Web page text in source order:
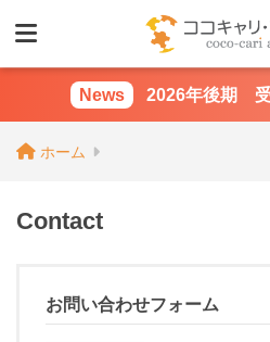
2026年後期
ホーム
Contact
お問い合わせフォーム